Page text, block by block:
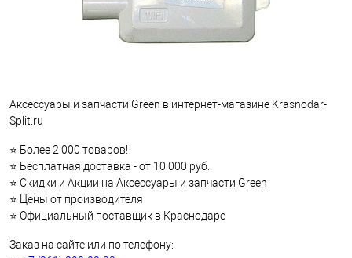
Аксессуары и запчасти Green в интернет-магазине Krasnodar-
Split.ru
⭐ Более 2 000 товаров!
⭐ Бесплатная доставка - от 10 000 руб.
⭐ Скидки и Акции на Аксессуары и запчасти Green
⭐ Цены от производителя
⭐ Официальный поставщик в Краснодаре
Заказ на сайте или по телефону: